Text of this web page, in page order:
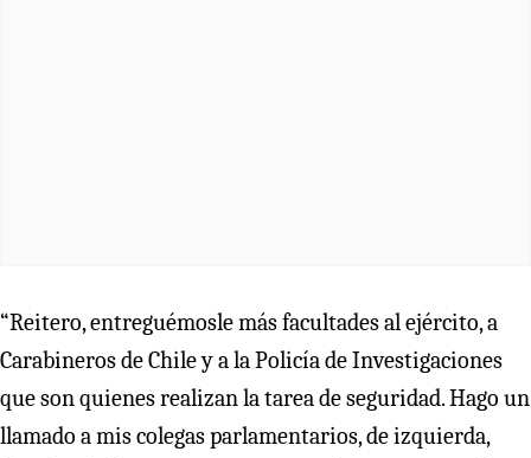
“Reitero, entreguémosle más facultades al ejército, a
Carabineros de Chile y a la Policía de Investigaciones
que son quienes realizan la tarea de seguridad. Hago un
llamado a mis colegas parlamentarios, de izquierda,